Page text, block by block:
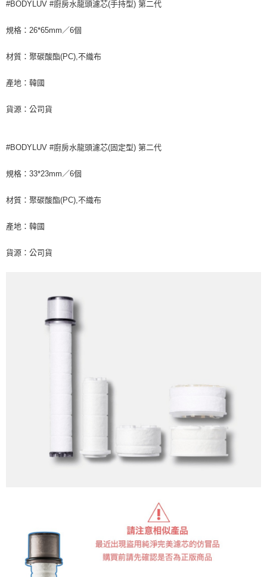
#BODYLUV #廚房水龍頭濾芯(手持型) 第二代
規格：26*65mm／6個
材質：聚碳酸酯(PC),不織布
產地：韓國
貨源：公司貨
#BODYLUV #廚房水龍頭濾芯(固定型) 第二代
規格：33*23mm／6個
材質：聚碳酸酯(PC),不織布
產地：韓國
貨源：公司貨